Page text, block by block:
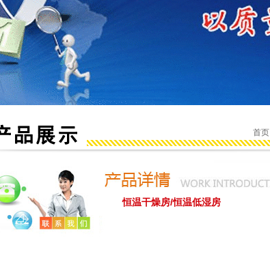
首页
恒温干燥房/恒温低湿房